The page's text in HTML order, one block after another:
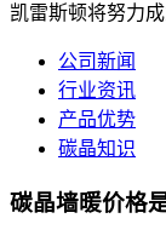
凯雷斯顿将努力
公司新闻
行业资讯
产品优势
碳晶知识
碳晶墙暖价格